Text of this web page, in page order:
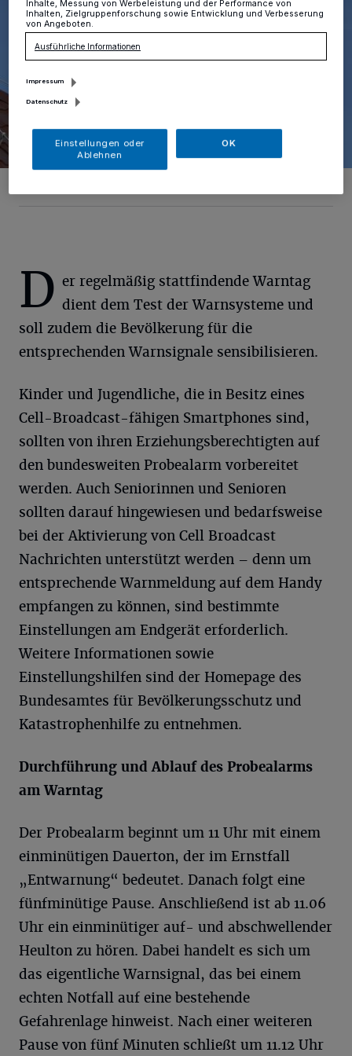
D er regelmäßig stattfindende Warntag
dient dem Test der Warnsysteme und
soll zudem die Bevölkerung für die
entsprechenden Warnsignale sensibilisieren.
Kinder und Jugendliche, die in Besitz eines
Cell-Broadcast-fähigen Smartphones sind,
sollten von ihren Erziehungsberechtigten auf
den bundesweiten Probealarm vorbereitet
werden. Auch Seniorinnen und Senioren
sollten darauf hingewiesen und bedarfsweise
bei der Aktivierung von Cell Broadcast
Nachrichten unterstützt werden – denn um
entsprechende Warnmeldung auf dem Handy
empfangen zu können, sind bestimmte
Einstellungen am Endgerät erforderlich.
Weitere Informationen sowie
Einstellungshilfen sind der Homepage des
Bundesamtes für Bevölkerungsschutz und
Katastrophenhilfe zu entnehmen.
Durchführung und Ablauf des Probealarms
am Warntag
Der Probealarm beginnt um 11 Uhr mit einem
einminütigen Dauerton, der im Ernstfall
„Entwarnung“ bedeutet. Danach folgt eine
fünfminütige Pause. Anschließend ist ab 11.06
Uhr ein einminütiger auf- und abschwellender
Heulton zu hören. Dabei handelt es sich um
das eigentliche Warnsignal, das bei einem
echten Notfall auf eine bestehende
Gefahrenlage hinweist. Nach einer weiteren
Pause von fünf Minuten schließt um 11.12 Uhr
Inhalte, Messung von Werbeleistung und der Performance von
Inhalten, Zielgruppenforschung sowie Entwicklung und Verbesserung
von Angeboten.
Ausführliche Informationen
Impressum
Datenschutz
Einstellungen oder
Ablehnen
OK